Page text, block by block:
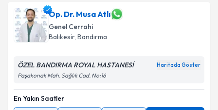
Op. Dr. Musa Atlı
Genel Cerrahi
Balıkesir, Bandırma
ÖZEL BANDIRMA ROYAL HASTANESİ Haritada Göster
Paşakonak Mah. Sağlık Cad. No:16
En Yakın Saatler